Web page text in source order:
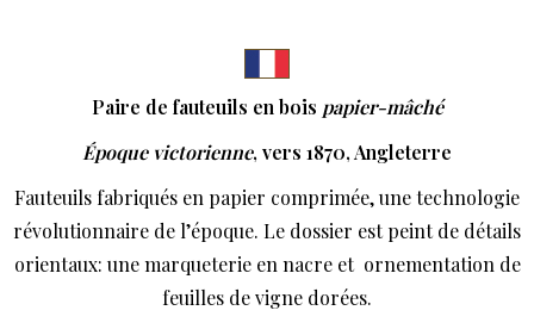
Paire de fauteuils en bois papier-mâché
Époque victorienne, vers 1870, Angleterre
Fauteuils fabriqués en papier comprimée, une technologie
révolutionnaire de l’époque. Le dossier est peint de détails
orientaux: une marqueterie en nacre et ornementation de
feuilles de vigne dorées.